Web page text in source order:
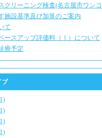
クリーニング検査(名古屋市ワン
施設基準及び加算のご案内
て
ースアップ評価料（Ⅰ）について
療予定
ブ